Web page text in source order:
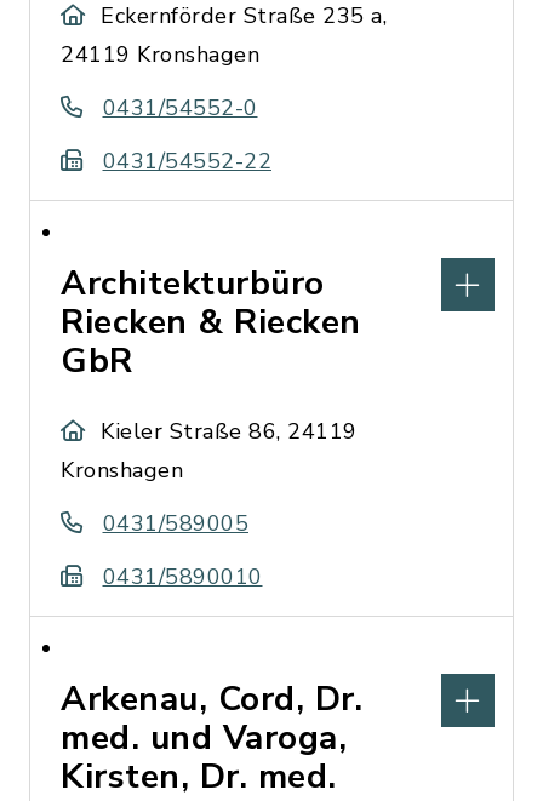
Eckernförder Straße 235 a,
24119 Kronshagen
0431/54552-0
0431/54552-22
Architekturbüro
Riecken & Riecken
GbR
Kieler Straße 86, 24119
Kronshagen
0431/589005
0431/5890010
Arkenau, Cord, Dr.
med. und Varoga,
Kirsten, Dr. med.